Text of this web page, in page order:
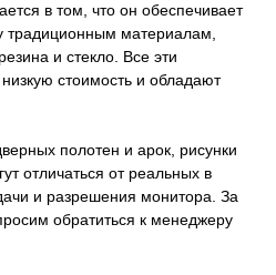
в том, что он обеспечивает
традиционным материалам,
и стекло. Все эти
стоимость и обладают
полотен и арок, рисунки
отличаться от реальных в
и разрешения монитора. За
обратиться к менеджеру